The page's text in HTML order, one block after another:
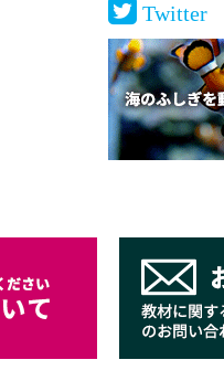
Twitter